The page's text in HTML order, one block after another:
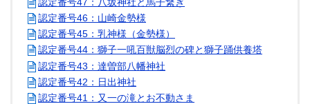
認定番号46：山崎金勢様
認定番号45：乳神様（金勢様）
認定番号44：獅子一吼百獣脳烈の碑と獅子踊供養塔
認定番号43：達曽部八幡神社
認定番号42：日出神社
認定番号41：又一の滝とお不動さま